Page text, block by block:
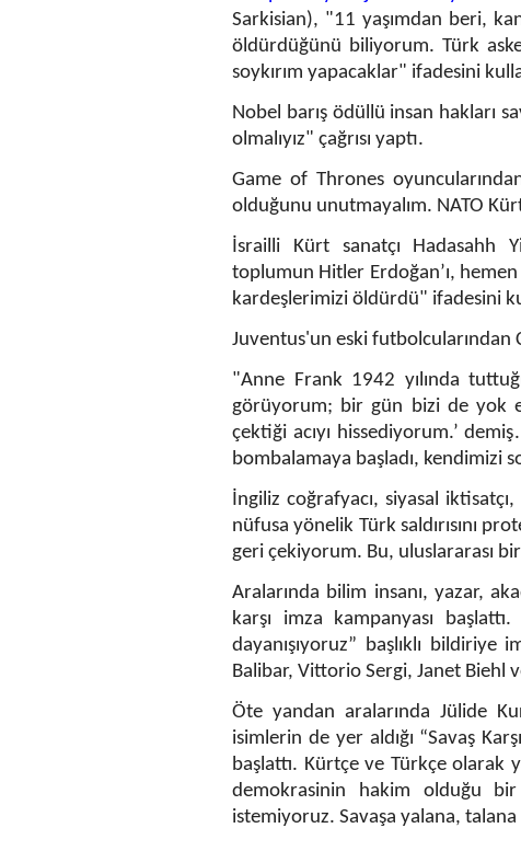
Sarkisian), "11 yaşımdan beri,
öldürdüğünü biliyorum. Türk
soykırım yapacaklar" ifadesini
Nobel barış ödüllü insan hakları
olmalıyız" çağrısı yaptı.
Game of Thrones
olduğunu unutmayalım. NATO
İsrailli Kürt sanatçı Hadasahh
toplumun Hitler Erdoğan’ı,
kardeşlerimizi öldürdü" ifadesini
Juventus'un eski futbolcularından
"Anne Frank 1942 yılında
görüyorum; bir gün bizi de yok
çektiği acıyı hissediyorum.’
bombalamaya başladı, kendimizi
İngiliz coğrafyacı, siyasal
nüfusa yönelik Türk saldırısını
geri çekiyorum. Bu, uluslararası
Aralarında bilim insanı, yazar,
karşı imza kampanyası
dayanışıyoruz” başlıklı
Balibar, Vittorio Sergi, Janet Biehl
Öte yandan aralarında Jülide
isimlerin de yer aldığı “Savaş
başlattı. Kürtçe ve Türkçe olarak
demokrasinin hakim olduğu
istemiyoruz. Savaşa yalana,